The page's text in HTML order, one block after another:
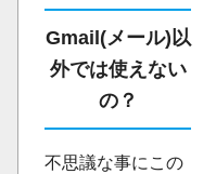
Gmail(メール)以
外では使えない
の？
不思議な事にこの